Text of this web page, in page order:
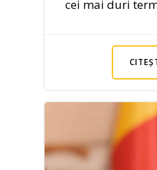
cei mai duri